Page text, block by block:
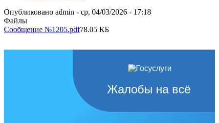
Опубликовано admin - ср, 04/03/2026 - 17:18
Файлы
Сообщение №1205.pdf78.05 КБ
Жалобы на всё